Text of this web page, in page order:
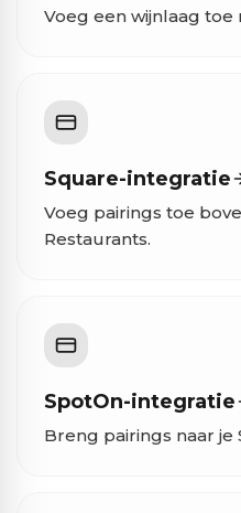
Voeg een wijnlaag toe
Square-integratie
Voeg pairings toe
Restaurants.
SpotOn-integratie
Breng pairings naar je